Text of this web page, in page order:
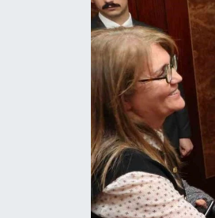
EĞİTİM
EKONOMİ
English News
Flaş Haber